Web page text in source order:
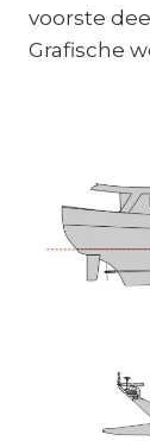
voorste
Grafische